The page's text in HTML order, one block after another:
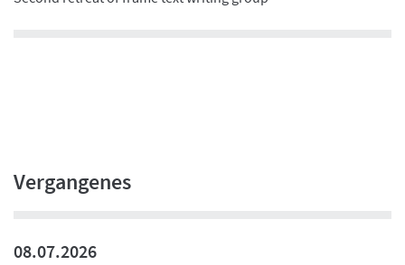
Vergangenes
08.07.2026